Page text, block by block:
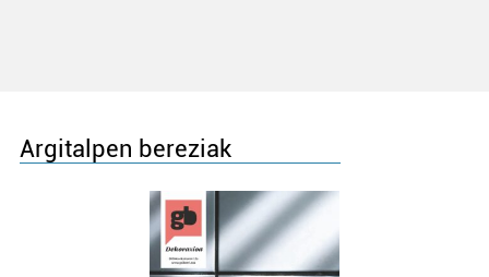
Argitalpen bereziak